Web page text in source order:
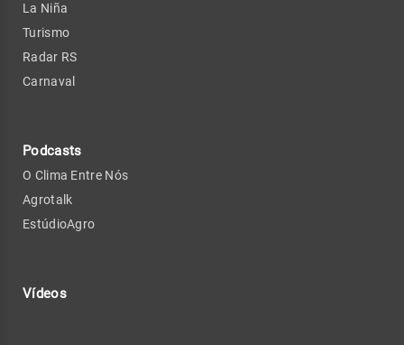
La Niña
Turismo
Radar RS
Carnaval
Podcasts
O Clima Entre Nós
Agrotalk
EstúdioAgro
Vídeos